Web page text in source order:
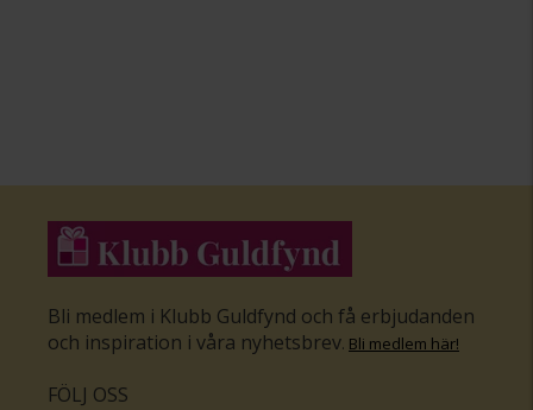
Bli medlem i Klubb Guldfynd och få erbjudanden
och inspiration i våra nyhetsbrev. Bli medlem här!
FÖLJ OSS